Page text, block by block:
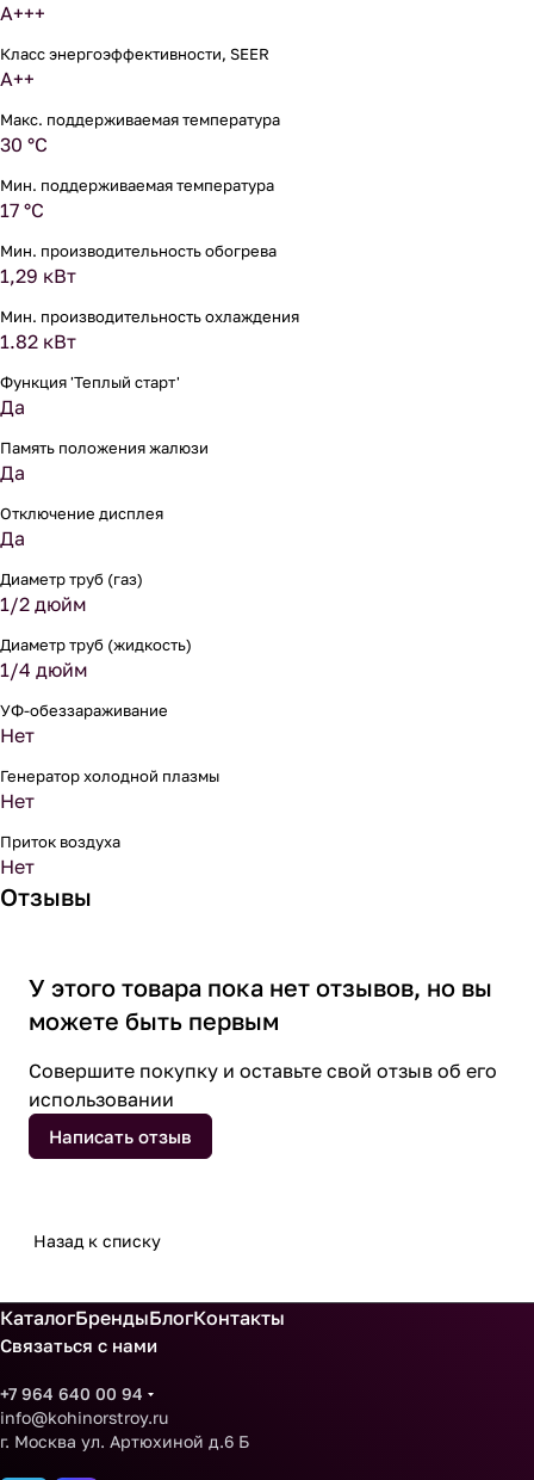
A+++
Класс энергоэффективности, SEER
A++
Макс. поддерживаемая температура
30 °С
Мин. поддерживаемая температура
17 °С
Мин. производительность обогрева
1,29 кВт
Мин. производительность охлаждения
1.82 кВт
Функция 'Теплый старт'
Да
Память положения жалюзи
Да
Отключение дисплея
Да
Диаметр труб (газ)
1/2 дюйм
Диаметр труб (жидкость)
1/4 дюйм
УФ-обеззараживание
Нет
Генератор холодной плазмы
Нет
Приток воздуха
Нет
Отзывы
У этого товара пока нет отзывов, но вы
можете быть первым
Совершите покупку и оставьте свой отзыв об его
использовании
Написать отзыв
Назад к списку
КаталогБрендыБлогКонтакты
Связаться с нами
+7 964 640 00 94
info@kohinorstroy.ru
г. Москва ул. Артюхиной д.6 Б